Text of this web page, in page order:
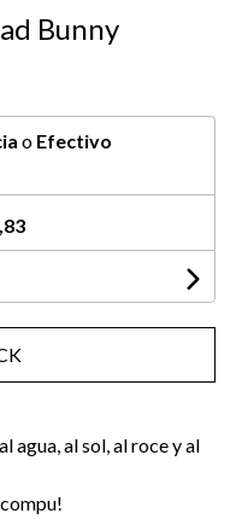
Bunny
o Efectivo
agua, al sol, al roce y al